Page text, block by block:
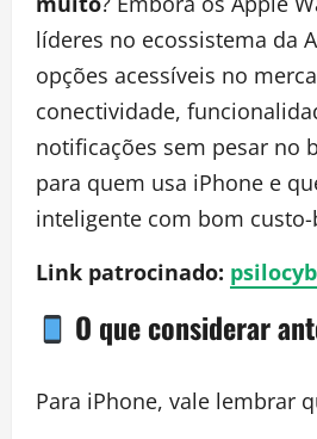
líderes no ecossistema da
opções acessíveis no
conectividade,
notificações sem pesar no
para quem usa iPhone e
inteligente com bom
Link patrocinado:
O que considerar
Para iPhone, vale lembrar